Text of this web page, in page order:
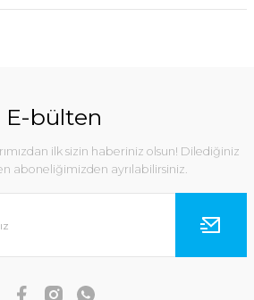
E-bülten
ilk sizin haberiniz olsun! Dilediğiniz
aboneliğimizden ayrılabilirsiniz.